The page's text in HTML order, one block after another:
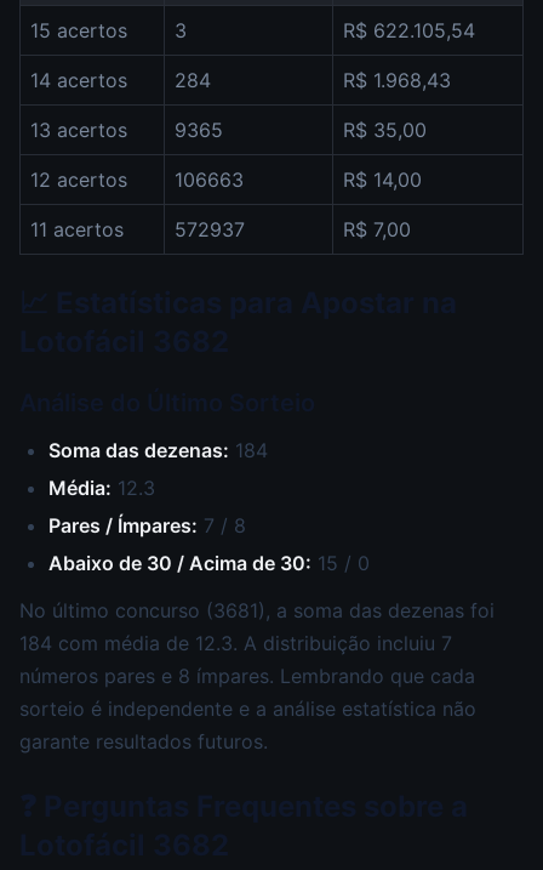
15 acertos 3 R$ 622.105,54
14 acertos 284 R$ 1.968,43
13 acertos 9365 R$ 35,00
12 acertos 106663 R$ 14,00
11 acertos 572937 R$ 7,00
Soma das dezenas: 184
Média: 12.3
Pares / Ímpares: 7 / 8
Abaixo de 30 / Acima de 30: 15 / 0
No último concurso (3681), a soma das dezenas foi
184 com média de 12.3. A distribuição incluiu 7
números pares e 8 ímpares. Lembrando que cada
sorteio é independente e a análise estatística não
garante resultados futuros.